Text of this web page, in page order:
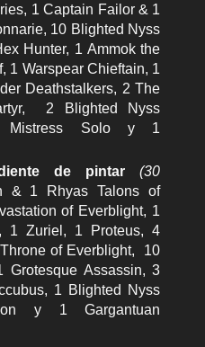
1 Captain Failor & 1
10 Blighted Nyss
Hunter, 1 Ammok the
1 Warspear Chieftain, 1
Deathstalkers, 2 The
2 Blighted Nyss
Mistress Solo y 1
de pintar (30
1 Rhyas Talons of
of Everblight, 1
1 Zuriel, 1 Proteus, 4
of Everblight, 10
Grotesque Assassin, 3
1 Blighted Nyss
y 1 Gargantuan